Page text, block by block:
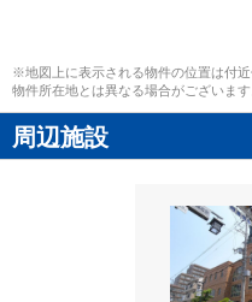
※地図上に表示される物件の位置は付
物件所在地とは異なる場合がございます
周辺施設